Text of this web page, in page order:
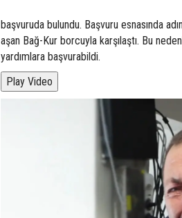
başvuruda bulundu. Başvuru esnasında
aşan Bağ-Kur borcuyla karşılaştı. Bu
yardımlara başvurabildi.
Play Video